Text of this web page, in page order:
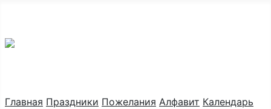
Главная Праздники Пожелания Алфавит Календарь